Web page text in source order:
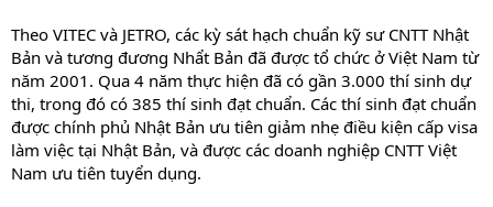
Theo VITEC và JETRO, các kỳ sát hạch chuẩn kỹ sư CNTT Nhật
Bản và tương đương Nhẩt Bản đã được tổ chức ở Việt Nam từ
năm 2001. Qua 4 năm thực hiện đã có gần 3.000 thí sinh dự
thi, trong đó có 385 thí sinh đạt chuẩn. Các thí sinh đạt chuẩn
được chính phủ Nhật Bản ưu tiên giảm nhẹ điều kiện cấp visa
làm việc tại Nhật Bản, và được các doanh nghiệp CNTT Việt
Nam ưu tiên tuyển dụng.